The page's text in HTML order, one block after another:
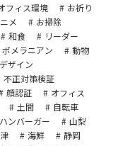
フィス環境
お祈り
メ
お掃除
和食
リーダー
ポメラニアン
動物
ザイン
不正対策検証
顔認証
オフィス
土間
自転車
ハンバーガー
山梨
海鮮
静岡